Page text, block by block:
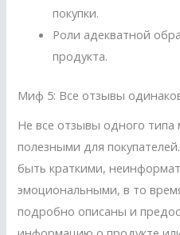
покупки.
Роли адекватной
продукта.
Миф 5: Все отзывы
Не все отзывы одного типа
полезными для
быть краткими,
эмоциональными, в то
подробно описаны и